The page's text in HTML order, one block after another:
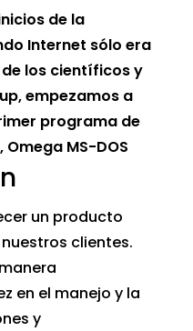
de la
Internet sólo era
los científicos y
empezamos a
programa de
MS-DOS
un producto
clientes.
en el manejo y la
y